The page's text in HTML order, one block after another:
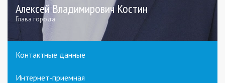
Алексей Владимирович Костин
Глава города
Контактные данные
Интернет-приемная